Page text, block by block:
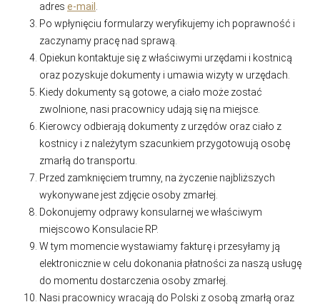
adres e-mail .
Po wpłynięciu formularzy weryfikujemy ich poprawność i
zaczynamy pracę nad sprawą.
Opiekun kontaktuje się z właściwymi urzędami i kostnicą
oraz pozyskuje dokumenty i umawia wizyty w urzędach.
Kiedy dokumenty są gotowe, a ciało może zostać
zwolnione, nasi pracownicy udają się na miejsce.
Kierowcy odbierają dokumenty z urzędów oraz ciało z
kostnicy i z należytym szacunkiem przygotowują osobę
zmarłą do transportu.
Przed zamknięciem trumny, na życzenie najbliższych
wykonywane jest zdjęcie osoby zmarłej.
Dokonujemy odprawy konsularnej we właściwym
miejscowo Konsulacie RP.
W tym momencie wystawiamy fakturę i przesyłamy ją
elektronicznie w celu dokonania płatności za naszą usługę
do momentu dostarczenia osoby zmarłej.
Nasi pracownicy wracają do Polski z osobą zmarłą oraz